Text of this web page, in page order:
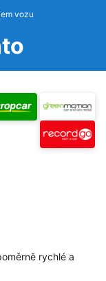
vozu
rychlé a